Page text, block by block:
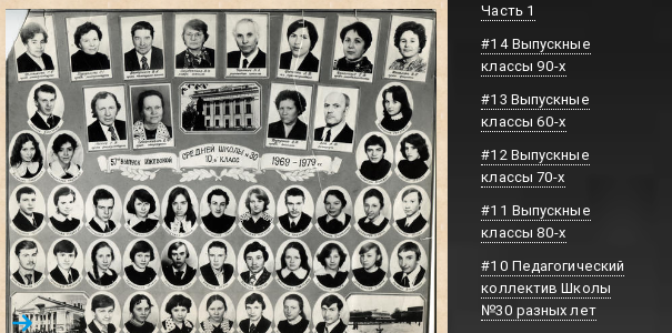
Часть 1
#14 Выпускные
классы 90-х
#13 Выпускные
классы 60-х
#12 Выпускные
классы 70-х
#11 Выпускные
классы 80-х
#10 Педагогический
коллектив Школы
№30 разных лет